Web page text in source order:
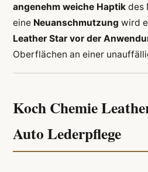
angenehm weiche Haptikdes
eine Neuanschmutzung wird
Leather Star vor der
Oberflächen an einer
Koch Chemie
Auto Lederpflege